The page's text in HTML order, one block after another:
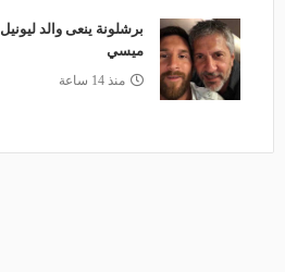
برشلونة ينعى والد ليونيل
ميسي
منذ 14 ساعة